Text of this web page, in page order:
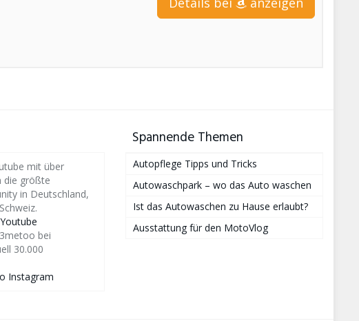
mit über
die größte
in Deutschland,
bei
30.000
Instagram
Spannende Themen
Autopflege Tipps und Tricks
Autowaschpark – wo das Auto waschen
Ist das Autowaschen zu Hause erlaubt?
Ausstattung für den MotoVlog